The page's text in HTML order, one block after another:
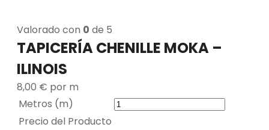
Valorado con 0 de 5
TAPICERÍA CHENILLE MOKA –
ILINOIS
8,00 € por m
Metros (m)
Precio del Producto